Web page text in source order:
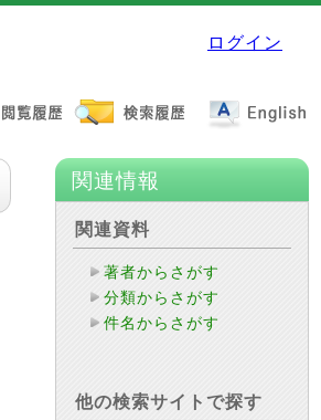
ログイン
関連情報
関連資料
著者からさがす
分類からさがす
件名からさがす
他の検索サイトで探す